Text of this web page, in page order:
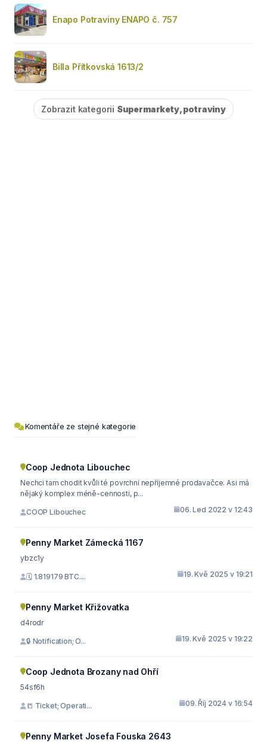
Enapo Potraviny ENAPO č. 757
Billa Přítkovská 1613/2
Zobrazit kategorii Supermarkety, potraviny
Komentáře ze stejné kategorie
Coop Jednota Libouchec
Nechci tam chodit kvůli té povrchní nepříjemné prodavačce. Asi má
nějaký komplex méně-cennosti, p...
COOP Libouchec 06. Led 2022 v 12:43
Penny Market Zámecká 1167
ybzc1y
🗓 1.819179 BTC.... 19. Kvě 2025 v 19:21
Penny Market Křižovatka
d4rodr
🔒 Notification; O... 19. Kvě 2025 v 19:22
Coop Jednota Brozany nad Ohří
54sf6h
📒 Ticket; Operati... 09. Říj 2024 v 16:54
Penny Market Josefa Fouska 2643